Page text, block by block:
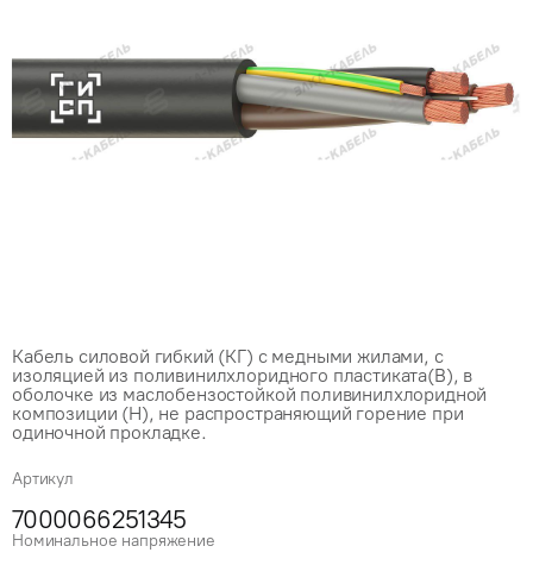
Кабель силовой гибкий (КГ) с медными жилами, с
изоляцией из поливинилхлоридного пластиката(В), в
оболочке из маслобензостойкой поливинилхлоридной
композиции (Н), не распространяющий горение при
одиночной прокладке.
Артикул
7000066251345
Номинальное напряжение